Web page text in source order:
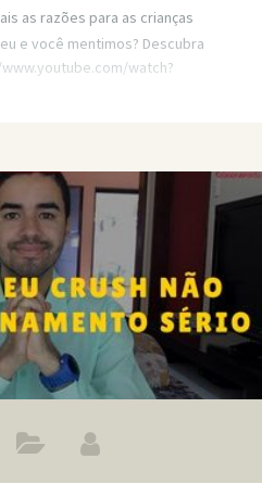
as razões para as crianças
e você mentimos? Descubra
watch?